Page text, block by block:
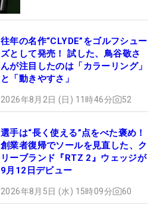
往年の名作“CLYDE”をゴルフシュー
ズとして発売！ 試した、鳥谷敬さ
んが注目したのは「カラーリング」
と「動きやすさ」
2026年8月2日 (日) 11時46分 52
選手は“長く使える”点をべた褒め！
創業者復帰でソールを見直した、ク
リーブランド『RTZ 2』ウェッジが
9月12日デビュー
2026年8月5日 (水) 15時09分 60